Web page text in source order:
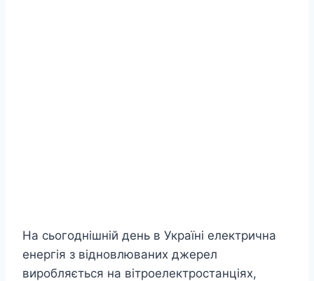
На сьогоднішній день в Україні електрична
енергія з відновлюваних джерел
виробляється на вітроелектростанціях,